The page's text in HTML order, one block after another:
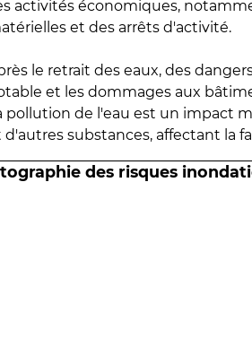
activités économiques,
et des arrêts d'activité.
le retrait des eaux, des
et les dommages aux
pollution de l'eau est un impact
d'autres substances, affectant la
des risques